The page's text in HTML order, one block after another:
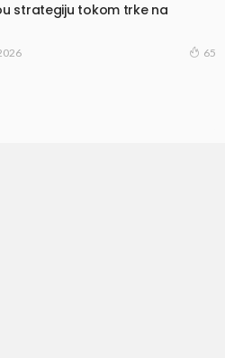
strategiju tokom trke na
65